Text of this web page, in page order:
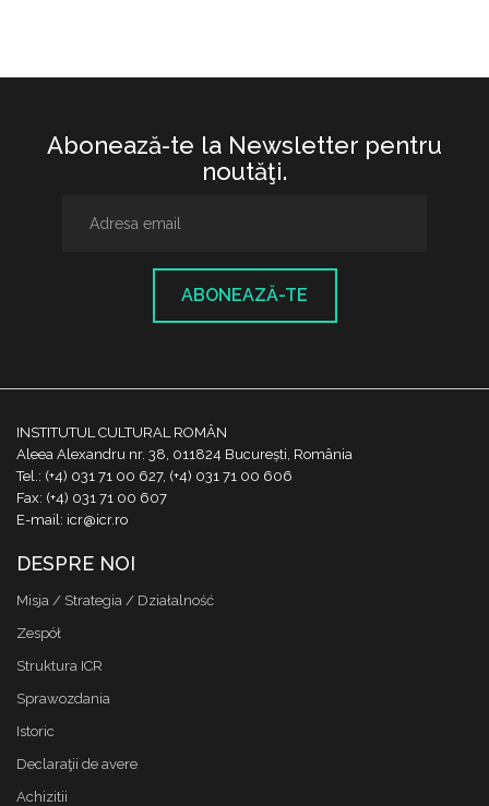
Abonează-te la Newsletter pentru
noutăţi.
ABONEAZĂ-TE
INSTITUTUL CULTURAL ROMÂN
Aleea Alexandru nr. 38, 011824 București, România
Tel.: (+4) 031 71 00 627, (+4) 031 71 00 606
Fax: (+4) 031 71 00 607
E-mail: icr@icr.ro
DESPRE NOI
Misja / Strategia / Działalność
Zespół
Struktura ICR
Sprawozdania
Istoric
Declaraţii de avere
Achizitii